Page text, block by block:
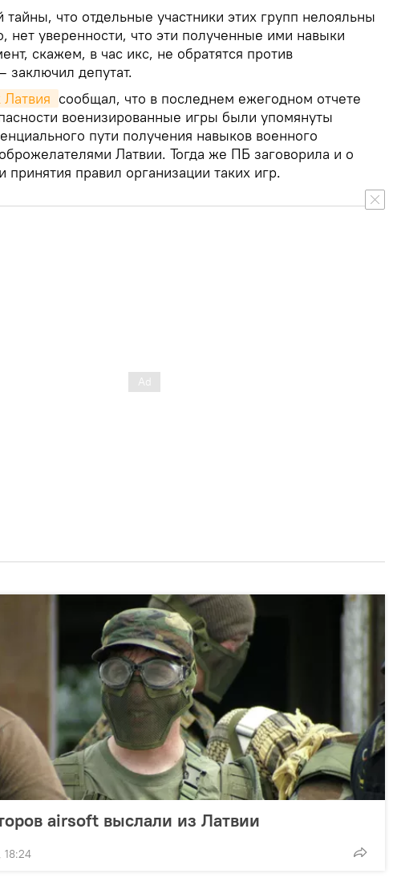
тайны, что отдельные участники этих групп нелояльны
нет уверенности, что эти полученные ими навыки
скажем, в час икс, не обратятся против
заключил депутат.
сообщал, что в последнем ежегодном отчете
военизированные игры были упомянуты
пути получения навыков военного
Латвии. Тогда же ПБ заговорила и о
принятия правил организации таких игр.
airsoft выслали из Латвии
18:24